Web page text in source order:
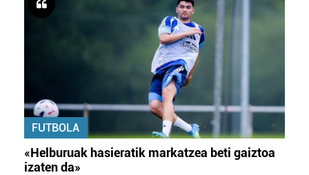
FUTBOLA
«Helburuak hasieratik markatzea beti gaiztoa
izaten da»